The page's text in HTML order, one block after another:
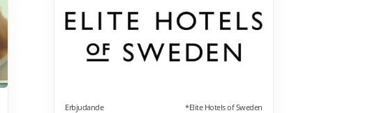
Erbjudande *Elite Hotels of Sweden